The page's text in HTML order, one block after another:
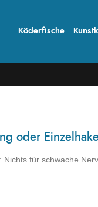
Köderfische
oder
Nichts für schwache